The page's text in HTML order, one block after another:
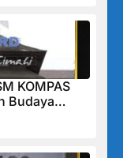
KOMPAS
Budaya
Sekarang!